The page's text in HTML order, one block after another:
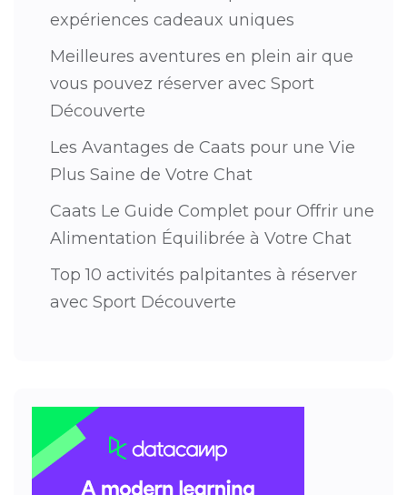
expériences cadeaux uniques
Meilleures aventures en plein air que
vous pouvez réserver avec Sport
Découverte
Les Avantages de Caats pour une Vie
Plus Saine de Votre Chat
Caats Le Guide Complet pour Offrir une
Alimentation Équilibrée à Votre Chat
Top 10 activités palpitantes à réserver
avec Sport Découverte